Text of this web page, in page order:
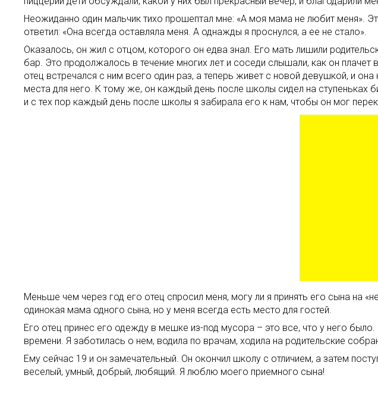
Неожиданно один мальчик тихо прошептал мне: «А моя мама не любит меня».
ответил: «Она всегда оставляла меня. А однажды я проснулся, а ее не стало».
Оказалось, он жил с отцом, которого он едва знал. Его мать лишили
бар. Это продолжалось в течение многих лет и соседи слышали, как он
отец встречался с ним всего один раз, а теперь живет с новой девушкой, и
места для него. К тому же, он каждый день после школы сидел на ступеньках
и с тех пор каждый день после школы я забирала его к нам, чтобы он мог
Меньше чем через год его отец спросил меня, могу ли я принять его сына на
одинокая мама одного сына, но у меня всегда есть место для гостей.
Его отец принес его одежду в мешке из-под мусора – это все, что у него
времени. Я заботилась о нем, водила по врачам, ходила на родительские
Ему сейчас 19 и он замечательный. Он окончил школу с отличием, а затем
веселый, умный, добрый, любящий. Я люблю моего приемного сына!